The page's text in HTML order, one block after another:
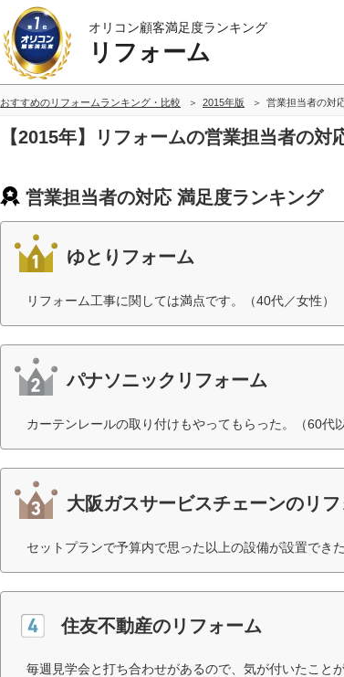
オリコン顧客満足度ランキング
リフォーム
おすすめのリフォームランキング・比較 2015年版 営業担当者の対
【2015年】リフォームの営業担当者の対
営業担当者の対応 満足度ランキング
ゆとりフォーム
リフォーム工事に関しては満点です。（40代／女性）
パナソニックリフォーム
カーテンレールの取り付けもやってもらった。（60代
大阪ガスサービスチェーンのリ
セットプランで予算内で思った以上の設備が設置でき
住友不動産のリフォーム
毎週見学会と打ち合わせがあるので、気が付いたこと